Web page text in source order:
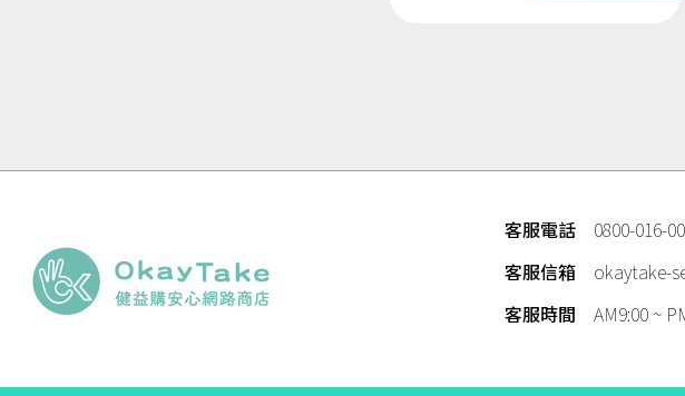
客服電話
0800-016-
客服信箱
okaytake-
客服時間
AM9:00 ~